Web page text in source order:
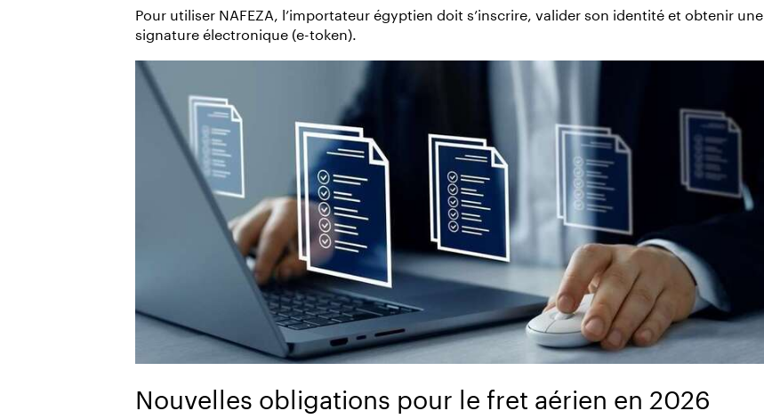
Pour utiliser NAFEZA, l’importateur égyptien doit s’inscrire, valider son identité et obtenir une
signature électronique (e-token).
Nouvelles obligations pour le fret aérien en 2026